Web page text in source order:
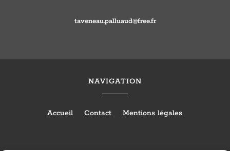
taveneau.palluaud@free.fr
NAVIGATION
Accueil Contact Mentions légales